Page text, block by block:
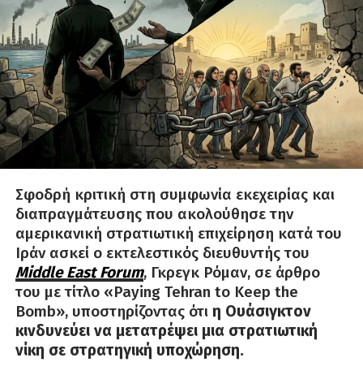
Σφοδρή κριτική στη συμφωνία εκεχειρίας και
διαπραγμάτευσης που ακολούθησε την
αμερικανική στρατιωτική επιχείρηση κατά του
Ιράν ασκεί ο εκτελεστικός διευθυντής του
Middle East Forum, Γκρεγκ Ρόμαν, σε άρθρο
του με τίτλο «Paying Tehran to Keep the
Bomb», υποστηρίζοντας ότι η Ουάσιγκτον
κινδυνεύει να μετατρέψει μια στρατιωτική
νίκη σε στρατηγική υποχώρηση.